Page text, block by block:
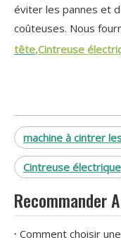
éviter les pannes et
coûteuses. Nous
tête,Cintreuse
machine à cintrer
Cintreuse électrique
Recommander